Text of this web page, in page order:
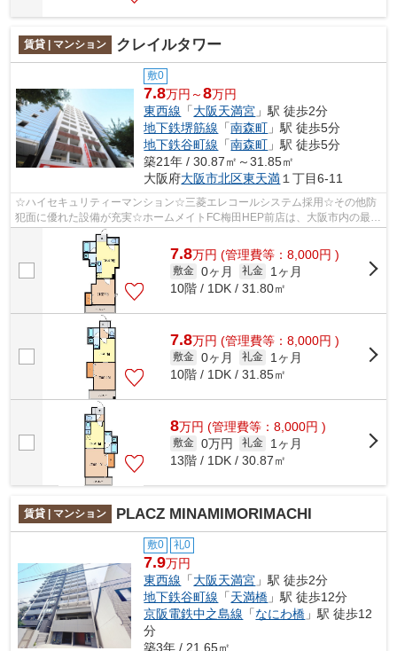
賃貸 | マンション クレイルタワー
敷0
7.8万円～8万円
東西線 「大阪天満宮 」駅 徒歩2分
地下鉄堺筋線 「南森町 」駅 徒歩5分
地下鉄谷町線 「南森町 」駅 徒歩5分
築21年 / 30.87㎡～31.85㎡
大阪府大阪市北区東天満１丁目6-11
☆ハイセキュリティーマンション☆三菱エレコールシステム採用☆その他防
犯面に優れた設備が充実☆ホームメイトFC梅田HEP前店は、大阪市内の最新
物件情報を網羅しております。地域密着のホ...
7.8万円 (管理費等：8,000円 )
敷金 0ヶ月 礼金
1ヶ月
10階 / 1DK / 31.80㎡
7.8万円 (管理費等：8,000円 )
敷金 0ヶ月 礼金
1ヶ月
10階 / 1DK / 31.85㎡
8万円 (管理費等：8,000円 )
敷金 0万円 礼金
1ヶ月
13階 / 1DK / 30.87㎡
賃貸 | マンション PLACZ MINAMIMORIMACHI
敷0 礼0
7.9万円
東西線 「大阪天満宮 」駅 徒歩2分
地下鉄谷町線 「天満橋 」駅 徒歩12分
京阪電鉄中之島線 「なにわ橋 」駅 徒歩12
分
築3年 / 21.65㎡